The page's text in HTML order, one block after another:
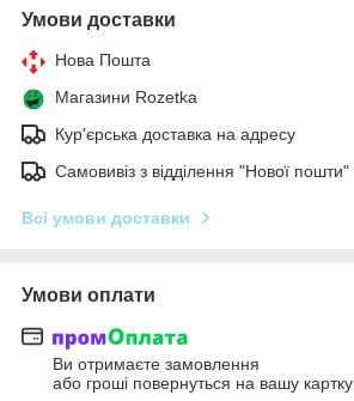
Умови доставки
Нова Пошта
Магазини Rozetka
Кур'єрська доставка на адресу
Самовивіз з відділення "Нової пошти"
Всі умови доставки
Умови оплати
Ви отримаєте замовлення
або гроші повернуться на вашу картку